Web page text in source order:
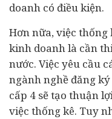
doanh có điều kiện.
Hơn nữa, việc thống
kinh doanh là cần
nước. Việc yêu cầu
ngành nghề đăng
cấp 4 sẽ tạo thuận
việc thống kê. Tuy